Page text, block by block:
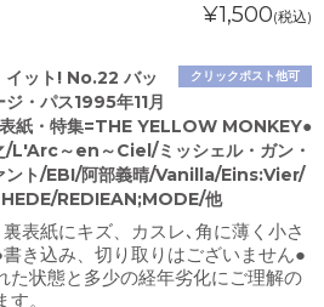
¥1,500(税込)
クリックポスト他可
イット! No.22 バッ
ジ・パス1995年11月
紙・特集=THE YELLOW MONKEY●
/L'Arc～en～Ciel/ミッシェル・ガン・
ント/EBI/阿部義晴/Vanilla/Eins:Vier/
REDIEAN;MODE/他
表紙にキズ、カスレ､角に薄く小さ
き込み、切り取りはございません●
た状態と多少の経年劣化にご理解の
。